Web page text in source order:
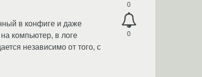
0
0
в конфиге и даже
компьютер, в логе
независимо от того, с